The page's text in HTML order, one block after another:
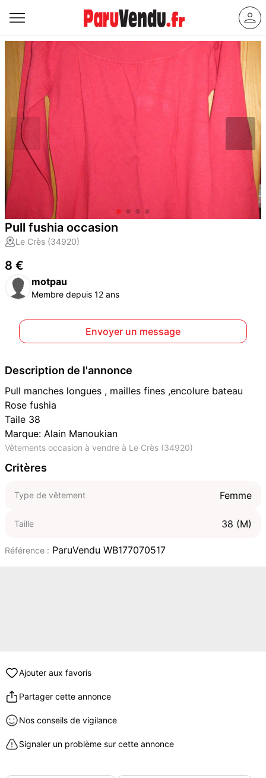
Pull fushia occasion
Le Crès (34920)
8 €
motpau
Membre depuis 12 ans
Envoyer un message
Description de l'annonce
Pull manches longues , mailles fines ,encolure bateau
Rose fushia
Taile 38
Marque: Alain Manoukian
Vêtements occasion à vendre à Le Crès (34920)
Critères
Type de vêtement Femme
Taille 38 (M)
Référence : ParuVendu WB177070517
Ajouter aux favoris
Partager cette annonce
Nos conseils de vigilance
Signaler un problème sur cette annonce